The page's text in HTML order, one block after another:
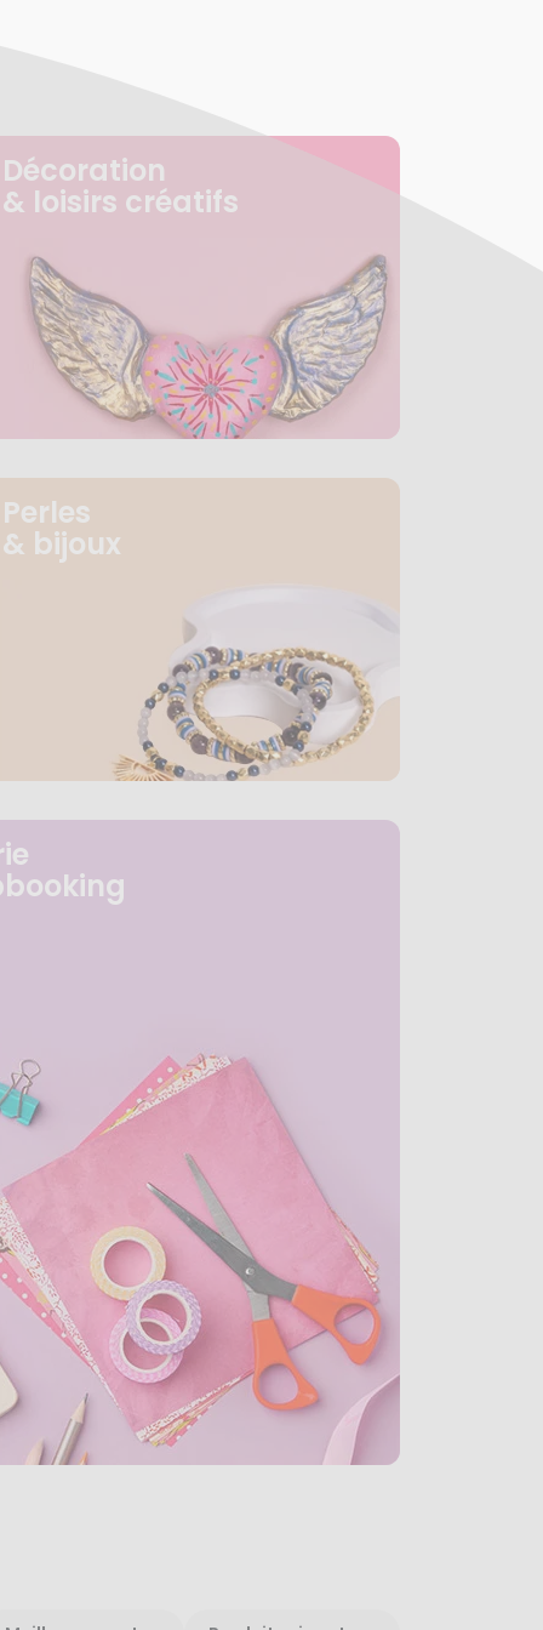
Décoration
& loisirs créatifs
Perles
& bijoux